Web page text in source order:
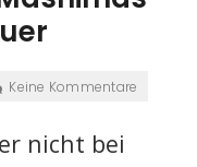
Keine Kommentare
nicht bei